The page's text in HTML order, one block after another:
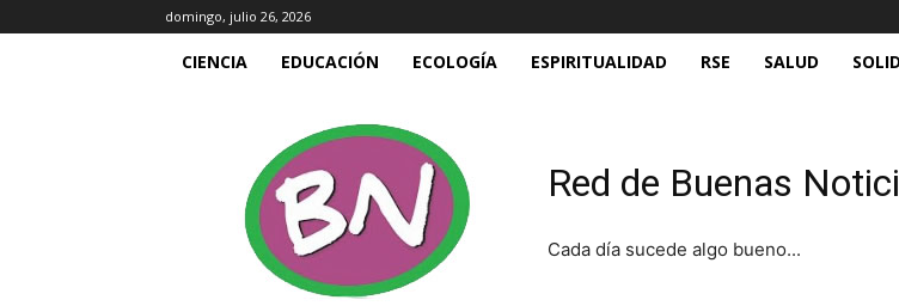
domingo, julio 26, 2026
CIENCIA EDUCACIÓN ECOLOGÍA ESPIRITUALIDAD RSE SALUD
Red de Buenas
Cada día sucede algo bueno...